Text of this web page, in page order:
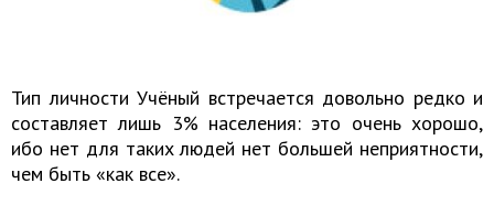
Тип личности Учёный встречается довольно редко и
составляет лишь 3% населения: это очень хорошо,
ибо нет для таких людей нет большей неприятности,
чем быть «как все».